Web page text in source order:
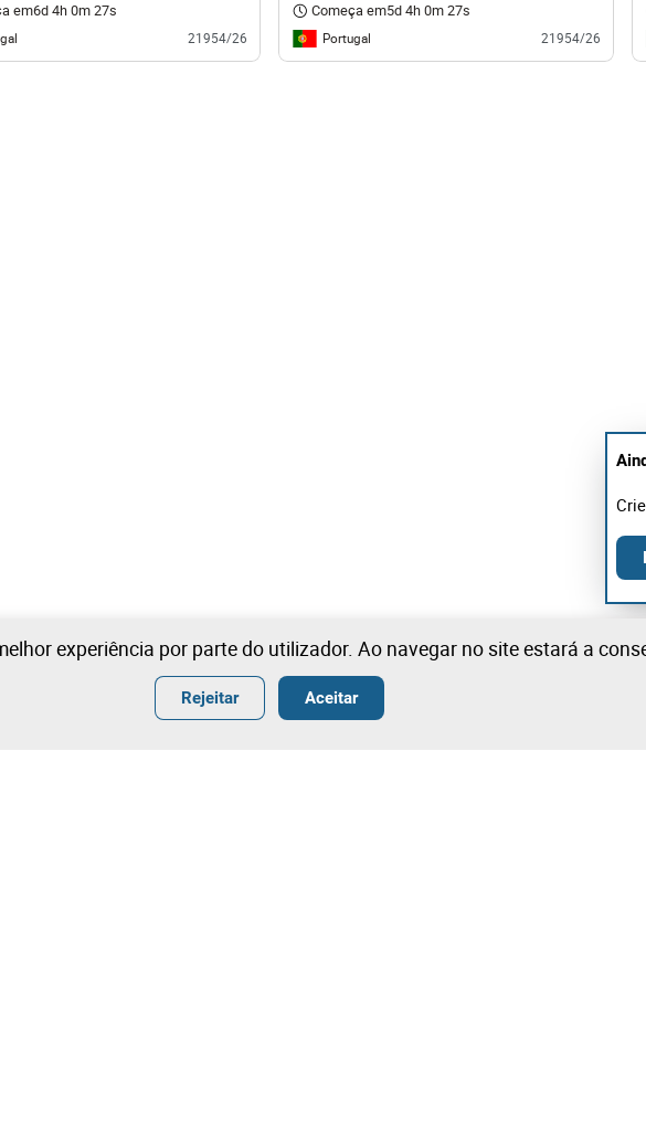
em6d 4h 0m 26s
21954/26
Começa em5d 4h 0m 26s
Portugal 21954/26
experiência por parte do utilizador. Ao navegar no site estará a
Rejeitar Aceitar